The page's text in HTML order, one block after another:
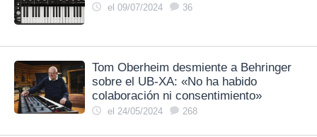
el 09/07/2024 36
Tom Oberheim desmiente a Behringer
sobre el UB-XA: «No ha habido
colaboración ni consentimiento»
el 24/05/2024 268